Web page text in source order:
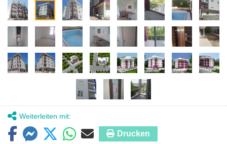
Weiterleiten mit:
Drucken